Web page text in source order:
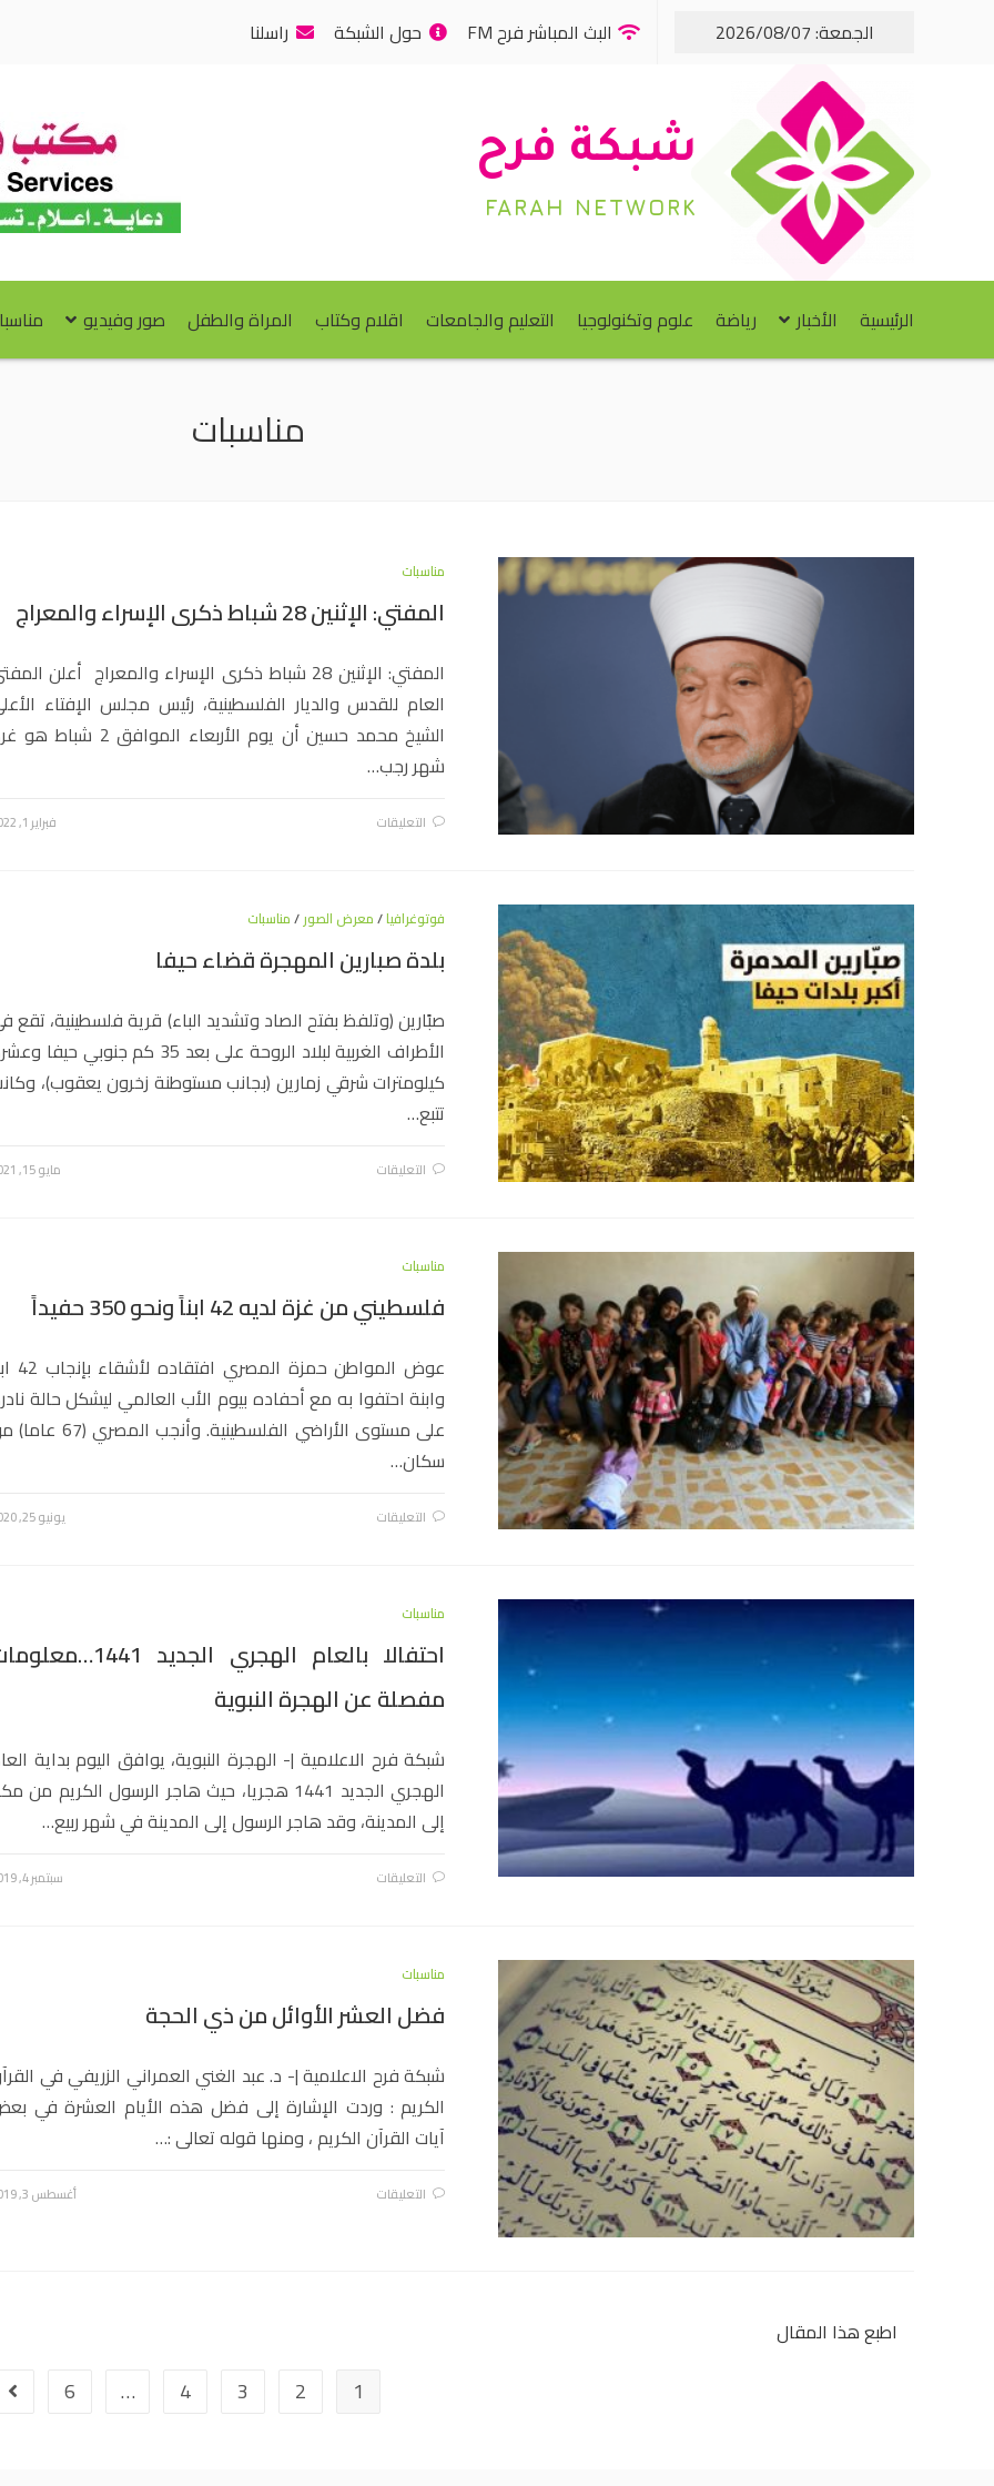
الجمعة: 2026/08/07 البث المباشر فرح FM حول الشبكة راسلنا
شبكة فرح
FARAH NETWORK
الرئيسية الأخبار رياضة علوم وتكنولوجيا التعليم والجامعات اقلام وكتاب المراة والطفل صور وفيديو
مناسبات
مناسبات
المفتي: الإثنين 28 شباط ذكرى الإسراء والمعراج
المفتي: الإثنين 28 شباط ذكرى الإسراء والمعراج أعلن
العام للقدس والديار الفلسطينية، رئيس مجلس الإفتاء
الشيخ محمد حسين أن يوم الأربعاء الموافق 2
شهر رجب…
التعليقات فبراير 1, 2022
فوتوغرافيا/معرض الصور/مناسبات
بلدة صبارين المهجرة قضاء حيفا
صبًارين (وتلفظ بفتح الصاد وتشديد الباء) قرية فلسطينية، تقع
الأطراف الغربية لبلاد الروحة على بعد 35 كم جنوبي حيفا
كيلومترات شرقي زمارين (بجانب مستوطنة زخرون يعقوب)،
تتبع…
التعليقات مايو 15, 2021
مناسبات
فلسطيني من غزة لديه 42 ابناً ونحو 350 حفيداً
عوض المواطن
وابنة احتفوا به مع أحفاده بيوم الأب العالمي ليشكل حالة
على مستوى الأراضي الفلسطينية. وأنجب
سكان…
التعليقات يونيو 25, 2020
مناسبات
احتفالا بالعام الهجري الجديد
مفصلة عن الهجرة النبوية
شبكة فرح الاعلامية |- الهجرة النبوية، يوافق اليوم بداية
الهجري الجديد 1441 هجريا، حيث هاجر الرسول الكريم من
إلى المدينة، وقد هاجر الرسول إلى المدينة في شهر ربيع…
التعليقات سبتمبر 4, 2019
مناسبات
فضل العشر الأوائل من ذي الحجة
شبكة فرح الاعلامية |- د. عبد الغني العمراني الزريفي في
الكريم : وردت الإشارة إلى فضل هذه الأيام العشرة في
آيات القرآن الكريم ، ومنها قوله تعالى :…
التعليقات أغسطس 3, 2019
اطبع هذا المقال
1
2
3
4
…
6